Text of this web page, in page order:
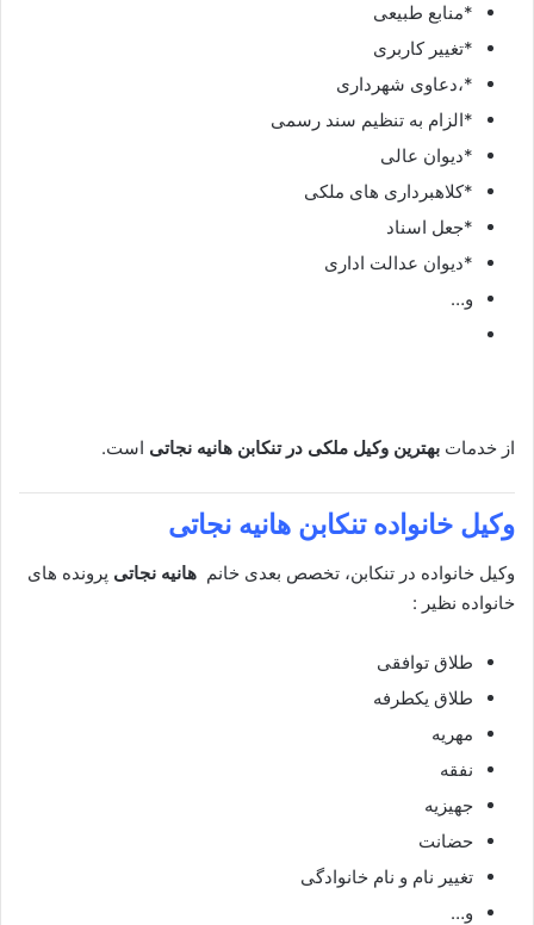
*منابع طبیعی
*تغییر کاربری
*،دعاوی شهرداری
*الزام به تنظیم سند رسمی
*دیوان عالی
*کلاهبرداری های ملکی
*جعل اسناد
*دیوان عدالت اداری
و…
از خدمات بهترین وکیل ملکی در تنکابن هانیه نجاتی است.
وکیل خانواده تنکابن هانیه نجاتی
وکیل خانواده در تنکابن، تخصص بعدی خانم هانیه نجاتی پرونده های
خانواده نظیر :
طلاق توافقی
طلاق یکطرفه
مهریه
نفقه
جهیزیه
حضانت
تغییر نام و نام خانوادگی
و…